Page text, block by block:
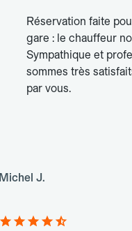
Réservation faite
gare : le chauffeur
Sympathique et
sommes très
par vous.
Michel J.